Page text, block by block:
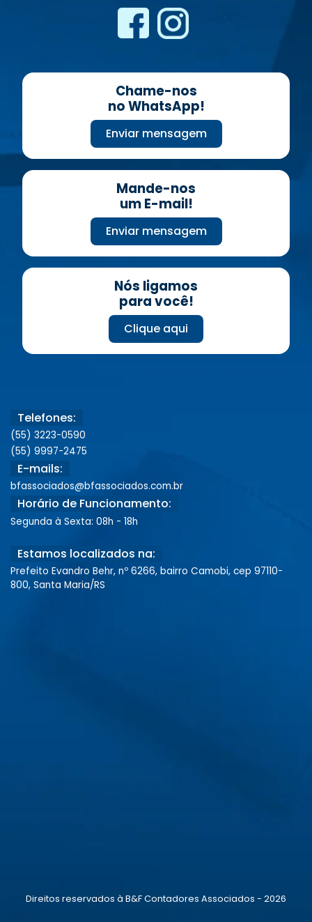
Chame-nos
no WhatsApp!
Enviar mensagem
Mande-nos
um E-mail!
Enviar mensagem
Nós ligamos
para você!
Clique aqui
Telefones:
(55) 3223-0590
(55) 9997-2475
E-mails:
bfassociados@bfassociados.com.br
Horário de Funcionamento:
Segunda à Sexta: 08h - 18h
Estamos localizados na:
Prefeito Evandro Behr, nº 6266, bairro Camobi, cep 97110-
800, Santa Maria/RS
Direitos reservados à B&F Contadores Associados - 2026